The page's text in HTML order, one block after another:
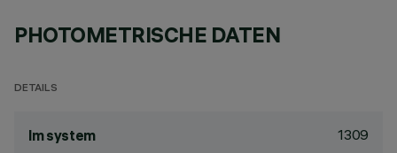
PHOTOMETRISCHE DATEN
DETAILS
lm system 1309